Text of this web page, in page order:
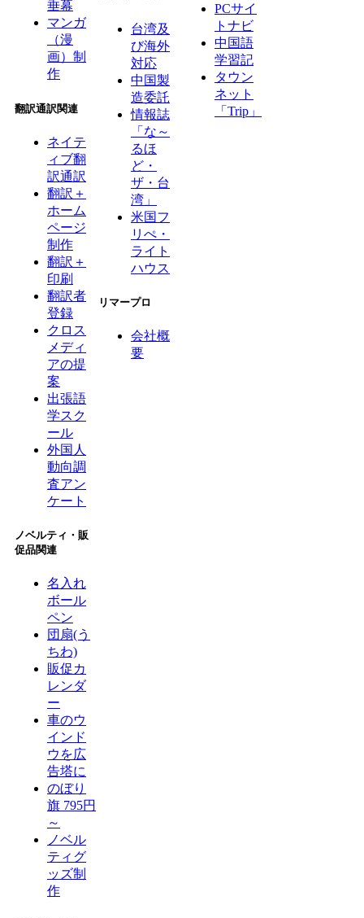
垂幕
マンガ
（漫
画）制
作
翻訳通訳関連
ネイテ
ィブ翻
訳通訳
翻訳＋
ホーム
ページ
制作
翻訳＋
印刷
翻訳者
登録
クロス
メディ
アの提
案
出張語
学スク
ール
外国人
動向調
査アン
ケート
ノベルティ・販
促品関連
名入れ
ボール
ペン
団扇(う
ちわ)
販促カ
レンダ
ー
車のウ
インド
ウを広
告塔に
のぼり
旗 795円
～
ノベル
ティグ
ッズ制
作
台湾及
び海外
対応
中国製
造委託
情報誌
「な～
るほ
ど・
ザ・台
湾」
米国フ
リぺ・
ライト
ハウス
リマープロ
会社概
要
PCサイ
トナビ
中国語
学習記
タウン
ネット
「Trip」